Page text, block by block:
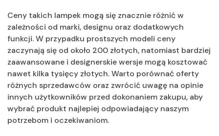
Ceny takich lampek mogą się znacznie różnić w
zależności od marki, designu oraz dodatkowych
funkcji. W przypadku prostszych modeli ceny
zaczynają się od około 200 złotych, natomiast bardziej
zaawansowane i designerskie wersje mogą kosztować
nawet kilka tysięcy złotych. Warto porównać oferty
różnych sprzedawców oraz zwrócić uwagę na opinie
innych użytkowników przed dokonaniem zakupu, aby
wybrać produkt najlepiej odpowiadający naszym
potrzebom i oczekiwaniom.